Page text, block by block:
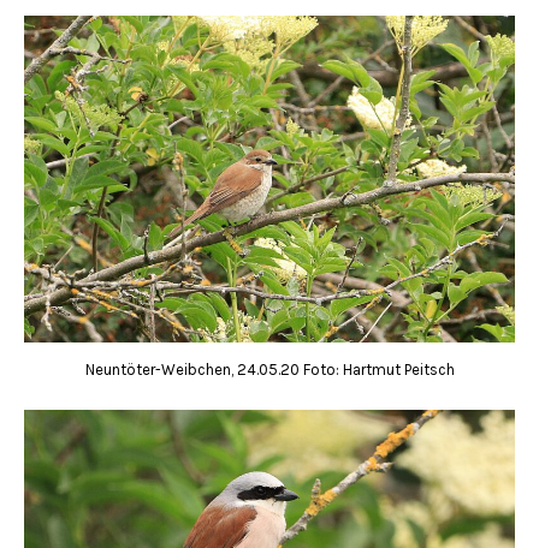
Neuntöter-Weibchen, 24.05.20 Foto: Hartmut Peitsch